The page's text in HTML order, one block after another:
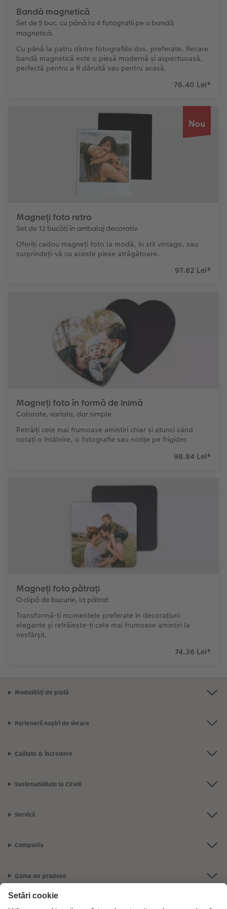
Fotografii retro XXL
Bandă magnetică
Set de 5 buc. cu până la 4 fotografii pe o bandă
magnetică.
Cu până la patru dintre fotografiile dvs. preferate, fiecare
bandă magnetică este o piesă modernă și aspectuoasă,
perfectă pentru a fi dăruită sau pentru acasă.
76.40 Lei*
Nou
Magneți foto retro
Set de 12 bucăți în ambalaj decorativ
Oferiți cadou magneți foto la modă, în stil vintage, sau
surprindeți-vă cu aceste piese atrăgătoare.
97.82 Lei*
Magneți foto în formă de inimă
Colorate, variate, dar simple
Retrăiți cele mai frumoase amintiri chiar și atunci când
notați o întâlnire, o fotografie sau notițe pe frigider.
98.84 Lei*
Magneți foto pătrați
O clipă de bucurie, la pătrat
Transformă-ți momentele preferate în decorațiuni
elegante și retrăiește-ți cele mai frumoase amintiri la
nesfârșit.
74.36 Lei*
Modalități de plată
Partenerii noștri de livrare
Calitate & Încredere
Sustenabilitate la CEWE
Servicii
Compania
Gama de produse
CEWE Fotolumea